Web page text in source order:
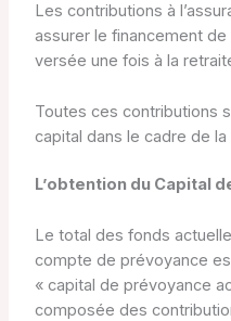
Les contributions à
assurer le financement
versée une fois à la
Toutes ces contributions
capital dans le cadre de la
L’obtention du Capital
Le total des fonds
compte de prévoyance
« capital de prévoyance
composée des